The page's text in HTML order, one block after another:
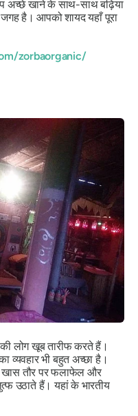
अच्छे खाने के साथ-साथ बढ़िया
है। आपको शायद यहाँ पूरा
zorbaorganic/
लोग खूब तारीफ करते हैं।
व्यवहार भी बहुत अच्छा है।
खास तौर पर फलाफेल और
उठाते हैं। यहां के भारतीय